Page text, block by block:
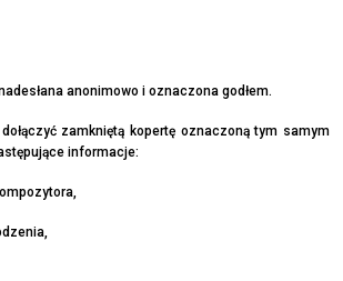
anonimowo i oznaczona godłem.
zamkniętą kopertę oznaczoną tym samym
informacje: